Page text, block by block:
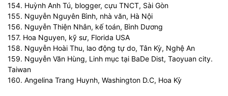
154. Huỳnh Anh Tú, blogger, cựu TNCT, Sài Gòn
155. Nguyễn Nguyên Bình, nhà văn, Hà Nội
156. Nguyễn Thiện Nhân, kế toán, Bình Dương
157. Hoa Nguyen, kỹ sư, Florida USA
158. Nguyễn Hoài Thu, lao động tự do, Tân Kỳ, Nghệ An
159. Nguyễn Văn Hùng, Linh mục tại BaDe Dist, Taoyuan city.
Taiwan
160. Angelina Trang Huynh, Washington D.C, Hoa Kỳ